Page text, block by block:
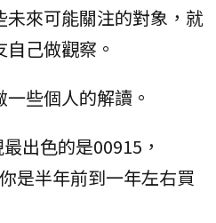
來可能關注的對象，就
己做觀察。
些個人的解讀。
出色的是00915，
是半年前到一年左右買